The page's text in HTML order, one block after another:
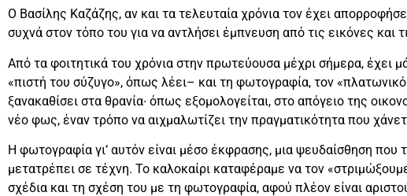
Ο Βασίλης Καζάζης, αν και τα τελευταία χρόνια τον έχει
συχνά στον τόπο του για να αντλήσει έμπνευση από τις εικόνες και
Από τα φοιτητικά του χρόνια στην πρωτεύουσα μέχρι σήμερα, έχει
«πιστή του σύζυγο», όπως λέει– και τη φωτογραφία, τον
ξανακαθίσει στα θρανία∙ όπως εξομολογείται, στο απόγειο της
νέο φως, έναν τρόπο να αιχμαλωτίζει την πραγματικότητα που
Η φωτογραφία γι’ αυτόν είναι μέσο έκφρασης, μια ψευδαίσθηση που
μετατρέπει σε τέχνη. Το καλοκαίρι καταφέραμε να τον
σχέδια και τη σχέση του με τη φωτογραφία, αφού πλέον είναι